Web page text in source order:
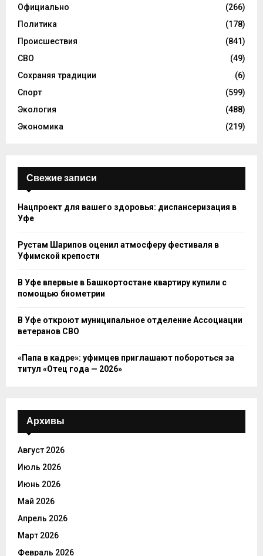
Официально
(266)
Политика
(178)
Происшествия
(841)
СВО
(49)
Сохраняя традиции
(6)
Спорт
(599)
Экология
(488)
Экономика
(219)
Свежие записи
Нацпроект для вашего здоровья: диспансеризация в
Уфе
Рустам Шарипов оценил атмосферу фестиваля в
Уфимской крепости
В Уфе впервые в Башкортостане квартиру купили с
помощью биометрии
В Уфе откроют муниципальное отделение Ассоциации
ветеранов СВО
«Папа в кадре»: уфимцев приглашают побороться за
титул «Отец года — 2026»
Архивы
Август 2026
Июль 2026
Июнь 2026
Май 2026
Апрель 2026
Март 2026
Февраль 2026